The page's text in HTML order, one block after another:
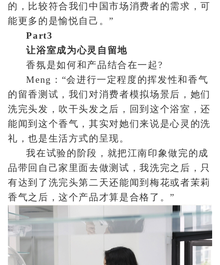
的，比较符合我们中国市场消费者的需求，可
能更多的是愉悦自己。”
Part3
让浴室成为心灵自留地
香氛是如何和产品结合在一起?
Meng：“会进行一定程度的挥发性和香气
的留香测试，我们对消费者模拟场景后，她们
洗完头发，吹干头发之后，回到这个浴室，还
能闻到这个香气，其实对她们来说是心灵的洗
礼，也是生活方式的呈现。
我在试验的阶段，就把江南印象做完的成
品带回自己家里面去做测试，我洗完之后，只
有达到了洗完头第二天还能闻到梅花或者茉莉
香气之后，这个产品才算是合格了。”